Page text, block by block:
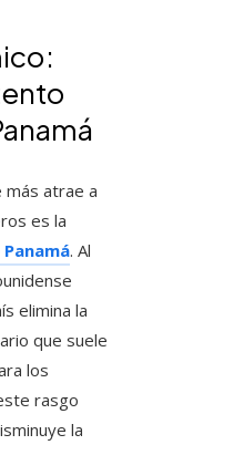
más atrae a
es la
. Al
elimina la
que suele
los
rasgo
la